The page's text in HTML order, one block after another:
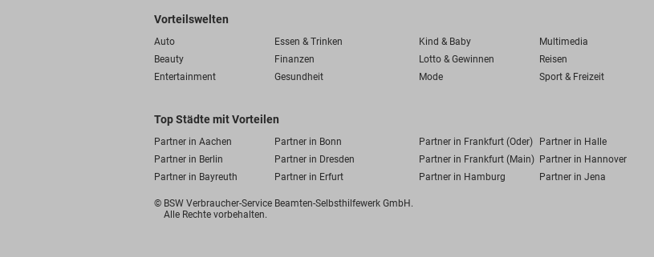
Vorteilswelten
Auto Essen & Trinken Kind & Baby
Multimedia
Beauty
Finanzen Lotto & Gewinnen
Reisen
Entertainment
Gesundheit Mode Sport & Freizeit
Top Städte mit Vorteilen
Partner in Aachen Partner in Bonn Partner in Frankfurt (Oder) Partner in Halle
Partner in Berlin
Partner in Dresden Partner in Frankfurt (Main) Partner in Hannover
Partner in Bayreuth
Partner in Erfurt Partner in Hamburg Partner in Jena
© BSW Verbraucher-Service Beamten-Selbsthilfewerk GmbH.
Alle Rechte vorbehalten.